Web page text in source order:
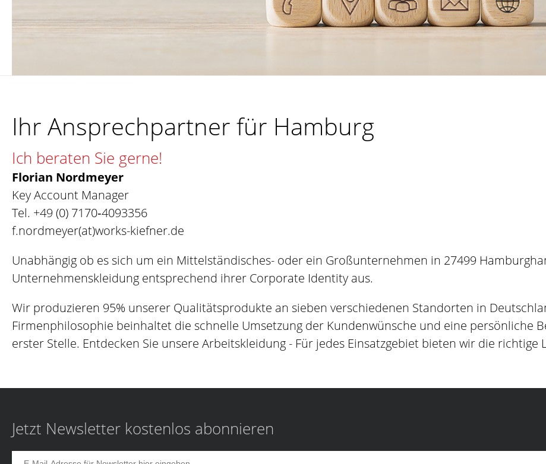
Ihr Ansprechpartner für Hamburg
Ich beraten Sie gerne!
Florian Nordmeyer
Key Account Manager
Tel. +49 (0) 7170‐4093356
f.nordmeyer(at)works-kiefner.de
Unabhängig ob es sich um ein Mittelständisches- oder ein Großunternehmen in 27499
Unternehmenskleidung entsprechend ihrer Corporate Identity aus.
Wir produzieren 95% unserer Qualitätsprodukte an sieben verschiedenen Standorten in
Firmenphilosophie beinhaltet die schnelle Umsetzung der Kundenwünsche und eine persönliche
erster Stelle. Entdecken Sie unsere Arbeitskleidung - Für jedes Einsatzgebiet bieten wir die richtige
Jetzt Newsletter kostenlos abonnieren